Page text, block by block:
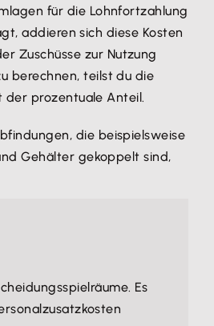
für die Lohnfortzahlung
addieren sich diese Kosten
Zuschüsse zur Nutzung
berechnen, teilst du die
der prozentuale Anteil.
die beispielsweise
Gehälter gekoppelt sind,
Es